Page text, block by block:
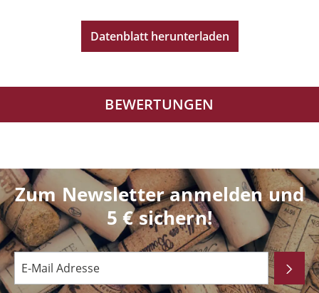
Datenblatt herunterladen
BEWERTUNGEN
Zum Newsletter anmelden und
5 € sichern!